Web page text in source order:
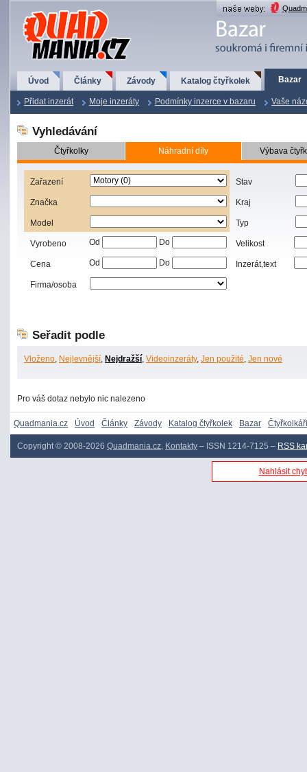
QuadMania.cz
Úvod Články Závody Katalog čtyřkolek Bazar
Přidat inzerát Moje inzeráty Podmínky inzerce v bazaru Vaše
Vyhledávání
Čtyřkolky Náhradní díly Výbava
Zařazení
Značka
Model
Vyrobeno Od Do
Cena Od Do
Firma/osoba
Stav
Kraj
Typ
Velikost
Inzerát,text
Seřadit podle
Vloženo, Nejlevnější, Nejdražší, Videoinzeráty, Jen použité, Jen nové
Pro váš dotaz nebylo nic nalezeno
Quadmania.cz Úvod Články Závody Katalog čtyřkolek Bazar Čtyřkolkáři
Copyright © 2008-2026 Quadmania.cz, Kontakty – ISSN 1214-7125 – RSS
Nahlásit